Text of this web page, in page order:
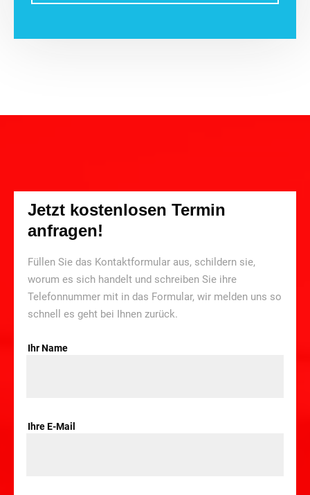
Jetzt kostenlosen Termin
anfragen!
Füllen Sie das Kontaktformular aus, schildern sie,
worum es sich handelt und schreiben Sie ihre
Telefonnummer mit in das Formular, wir melden uns so
schnell es geht bei Ihnen zurück.
Ihr Name
Ihre E-Mail